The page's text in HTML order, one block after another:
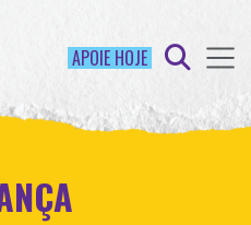
APOIE HOJE